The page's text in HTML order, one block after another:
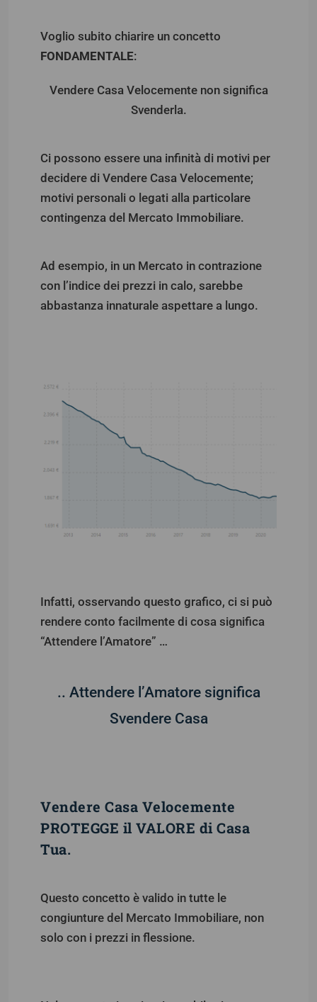
Voglio subito chiarire un concetto
FONDAMENTALE:
Vendere Casa Velocemente non significa
Svenderla.
Ci possono essere una infinità di motivi per
decidere di Vendere Casa Velocemente;
motivi personali o legati alla particolare
contingenza del Mercato Immobiliare.
Ad esempio, in un Mercato in contrazione
con l’indice dei prezzi in calo, sarebbe
abbastanza innaturale aspettare a lungo.
Infatti, osservando questo grafico, ci si può
rendere conto facilmente di cosa significa
“Attendere l’Amatore” …
.. Attendere l’Amatore significa
Svendere Casa
Vendere Casa Velocemente
PROTEGGE il VALORE di Casa
Tua.
Questo concetto è valido in tutte le
congiunture del Mercato Immobiliare, non
solo con i prezzi in flessione.